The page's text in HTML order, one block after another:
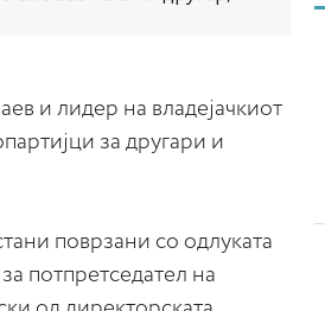
и лидер на владејачкиот
за другари и
поврзани со одлуката
потпретседател на